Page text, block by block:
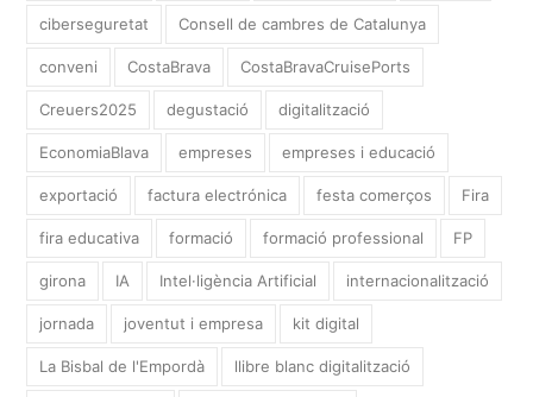
ciberseguretat Consell de cambres de Catalunya
conveni CostaBrava CostaBravaCruisePorts
Creuers2025 degustació digitalització
EconomiaBlava empreses empreses i educació
exportació factura electrónica festa comerços Fira
fira educativa formació formació professional FP
girona IA Intel·ligència Artificial internacionalització
jornada joventut i empresa kit digital
La Bisbal de l'Empordà llibre blanc digitalització